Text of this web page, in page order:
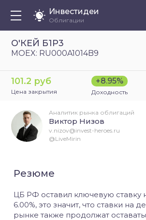
Инвестидеи
Облигации
О'КЕЙ Б1Р3
MOEX: RU000A1014B9
101.2 руб
Цена закрытия
+8.95%
Доходность
Резюме
ЦБ РФ оставил ключевую ставку
6.00%, это значит, что ставки на
рынке также продолжат
Аналитик рынка облигаций
Виктор Низов
v.nizov@invest-heroes.ru
@LiveMirin